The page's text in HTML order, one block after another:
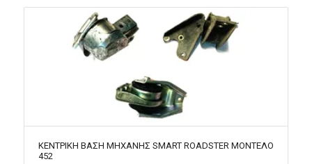
ΚΕΝΤΡΙΚΗ ΒΑΣΗ ΜΗΧΑΝΗΣ SMART ROADSTER ΜΟΝΤΕΛΟ
452